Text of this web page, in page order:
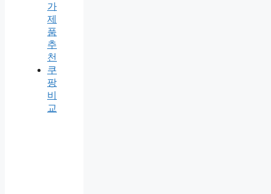
가
제
품
추
천
쿠
팡
비
교